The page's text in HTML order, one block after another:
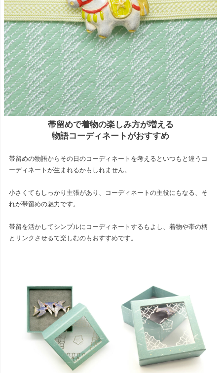
帯留めで着物の楽しみ方が増える
物語コーディネートがおすすめ
帯留めの物語からその日のコーディネートを考えるといつもと違うコ
ーディネートが生まれるかもしれません。
小さくてもしっかり主張があり、コーディネートの主役にもなる、そ
れが帯留めの魅力です。
帯留を活かしてシンプルにコーディネートするもよし、着物や帯の柄
とリンクさせるて楽しむのもおすすめです。